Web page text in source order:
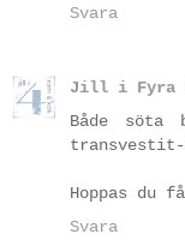
Svara
Jill i Fyra
Både
Hoppas
Svara